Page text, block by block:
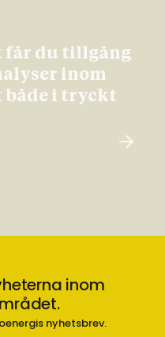
får du tillgång
inom
både i tryckt
inom
nyhetsbrev.